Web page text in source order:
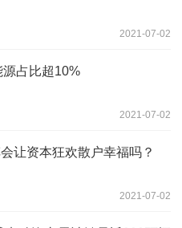
2021-07-02
占比超10%
2021-07-02
让资本狂欢散户幸福吗？
2021-07-02